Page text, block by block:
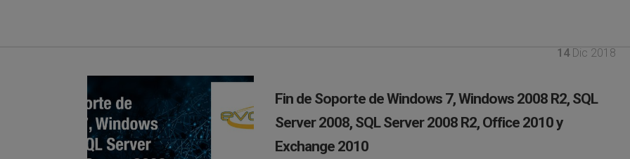
14 Dic 2018
Fin de Soporte de Windows 7, Windows 2008 R2, SQL
Server 2008, SQL Server 2008 R2, Office 2010 y
Exchange 2010